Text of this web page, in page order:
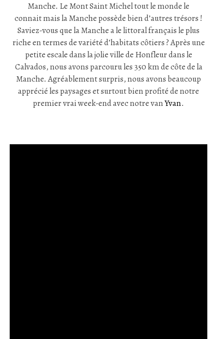
Manche. Le Mont Saint Michel tout le monde le
connait mais la Manche possède bien d’autres trésors !
Saviez-vous que la Manche a le littoral français le plus
riche en termes de variété d’habitats côtiers ? Après une
petite escale dans la jolie ville de Honfleur dans le
Calvados, nous avons parcouru les 350 km de côte de la
Manche. Agréablement surpris, nous avons beaucoup
apprécié les paysages et surtout bien profité de notre
premier vrai week-end avec notre vanYvan.